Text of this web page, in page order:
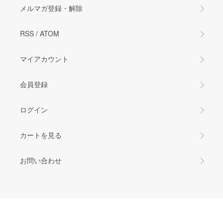
メルマガ登録・解除
RSS / ATOM
マイアカウント
会員登録
ログイン
カートを見る
お問い合わせ